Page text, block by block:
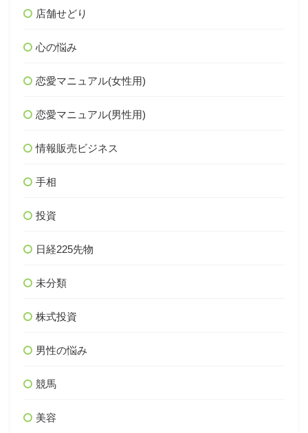
店舗せどり
心の悩み
恋愛マニュアル(女性用)
恋愛マニュアル(男性用)
情報販売ビジネス
手相
投資
日経225先物
未分類
株式投資
男性の悩み
競馬
美容